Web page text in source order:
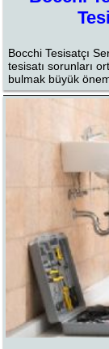
Bocchi Tesisatçı
tesisatı sorunları
bulmak büyük